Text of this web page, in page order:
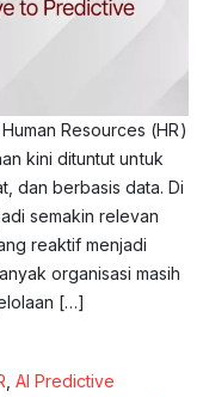
Resources (HR)
kini dituntut untuk
dan berbasis data. Di
semakin relevan
reaktif menjadi
organisasi masih
[…]
AI: Dari Reaktif
,AI Predictive